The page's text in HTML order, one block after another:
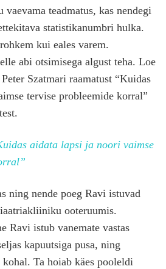
vaevama teadmatus, kas nendegi
statistikanumbri hulka.
kui eales varem.
abi otsimisega algust teha. Loe
Szatmari raamatust “Kuidas
tervise probleemide korral”
aidata lapsi ja noori vaimse
ning nende poeg Ravi istuvad
ooteruumis.
Ravi istub vanemate vastas
kapuutsiga pusa, ning
Ta hoiab käes pooleldi